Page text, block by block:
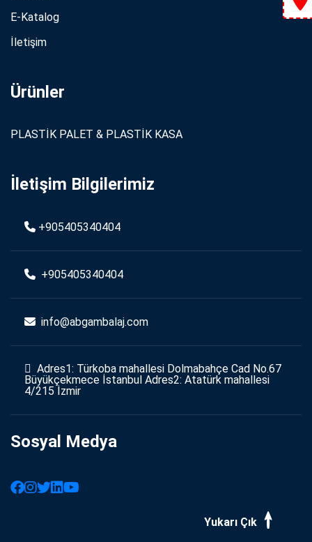
E-Katalog
İletişim
Ürünler
PLASTİK PALET & PLASTİK KASA
İletişim Bilgilerimiz
+905405340404
+905405340404
info@abgambalaj.com
Adres1: Türkoba mahallesi Dolmabahçe Cad No.67
Büyükçekmece İstanbul Adres2: Atatürk mahallesi
4/215 İzmir
Sosyal Medya
Yukarı Çık